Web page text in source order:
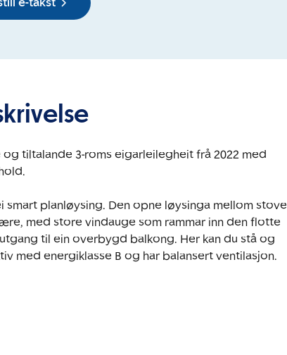
tiltalande 3-roms eigarleilegheit frå 2022 med
planløysing. Den opne løysinga mellom stove
med store vindauge som rammar inn den flotte
til ein overbygd balkong. Her kan du stå og
med energiklasse B og har balansert ventilasjon.